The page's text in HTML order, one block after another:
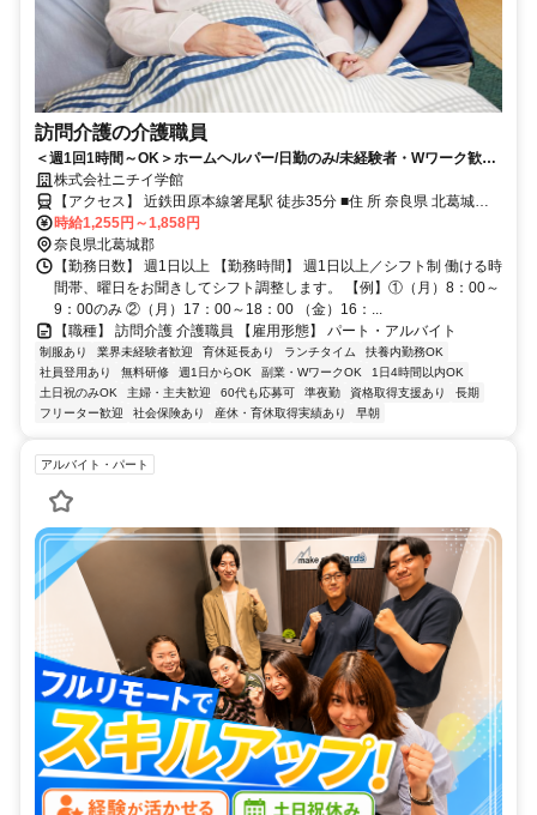
訪問介護の介護職員
＜週1回1時間～OK＞ホームヘルパー/日勤のみ/未経験者・Wワーク歓迎/
主夫・主婦パート/40代・50代活躍中！
株式会社ニチイ学館
【アクセス】 近鉄田原本線箸尾駅 徒歩35分 ■住 所 奈良県 北葛城郡
広陵町 大字笠343-1 ■アクセス 近鉄田原本線箸尾駅 徒歩35分
時給1,255円～1,858円
奈良県北葛城郡
【勤務日数】 週1日以上 【勤務時間】 週1日以上／シフト制 働ける時
間帯、曜日をお聞きしてシフト調整します。 【例】①（月）8：00～
9：00のみ ②（月）17：00～18：00 （金）16：...
【職種】 訪問介護 介護職員 【雇用形態】 パート・アルバイト
制服あり 業界未経験者歓迎 育休延長あり ランチタイム
扶養内勤務OK
社員登用あり
無料研修 週1日からOK 副業・WワークOK
1日4時間以内OK
土日祝のみOK
主婦・主夫歓迎 60代も応募可 準夜勤 資格取得支援あり
長期
フリーター歓迎
社会保険あり 産休・育休取得実績あり 早朝
アルバイト・パート